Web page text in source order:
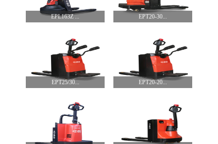
EPL163Z ... EPT20-30...
EPT25/30... EPT20-20...